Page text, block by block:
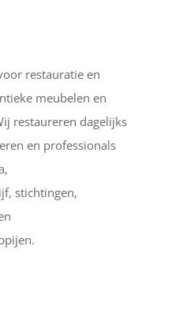
restauratie en
meubelen en
restaureren dagelijks
en professionals
stichtingen,